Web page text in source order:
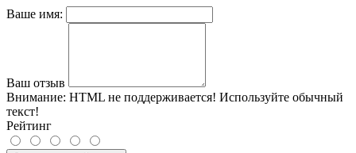
Ваше имя:
Ваш отзыв
Внимание: HTML не поддерживается! Используйте обычный
текст!
Рейтинг